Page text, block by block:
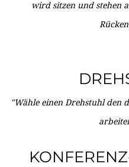
wird sitzen und stehen
"Wähle einen Drehstuhl den